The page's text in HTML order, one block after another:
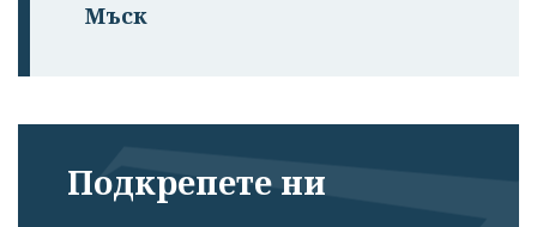
Мъск
Подкрепете ни